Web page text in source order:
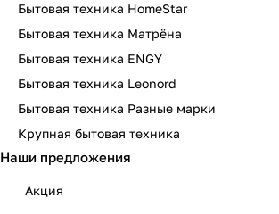
Бытовая техника HomeStar
Бытовая техника Матрёна
Бытовая техника ENGY
Бытовая техника Leonord
Бытовая техника Разные марки
Крупная бытовая техника
Наши предложения
Акция